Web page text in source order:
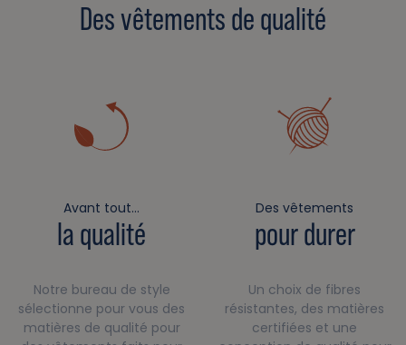
Des vêtements de qualité
Avant tout…
la qualité
Notre bureau de style
sélectionne pour vous des
matières de qualité pour
Des vêtements
pour durer
Un choix de fibres
résistantes, des matières
certifiées et une